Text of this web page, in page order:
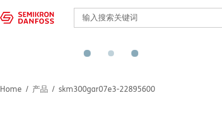
Home 产品 skm300gar07e3-22895600